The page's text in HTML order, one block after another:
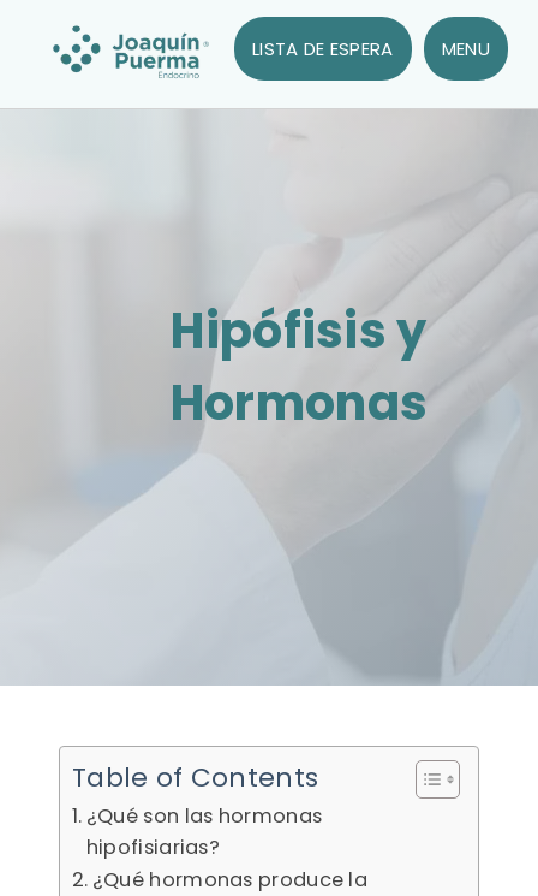
LISTA DE ESPERA MENU
Hipófisis y
Hormonas
Table of Contents
¿Qué son las hormonas
hipofisiarias?
¿Qué hormonas produce la